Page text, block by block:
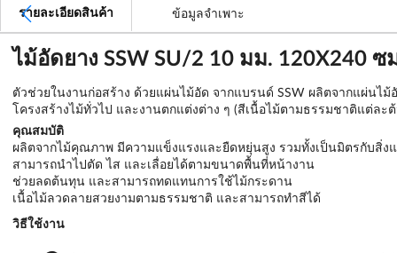
รายละเอียดสินค้า ข้อมูลจำเพาะ
ไม้อัดยาง SSW SU/2 10 มม. 120X240
ตัวช่วยในงานก่อสร้าง ด้วยแผ่นไม้อัด จากแบรนด์ SSW ผลิตจากแผ่น
โครงสร้างไม้ทั่วไป และงานตกแต่งต่าง ๆ (สีเนื้อไม้ตามธรรมชาติแต่
คุณสมบัติ
ผลิตจากไม้คุณภาพ มีความแข็งแรงและยืดหยุ่นสูง รวมทั้งเป็นมิตรกับสิ่ง
สามารถนำไปตัด ไส และเลื่อยได้ตามขนาดพื้นที่หน้างาน
ช่วยลดต้นทุน และสามารถทดแทนการใช้ไม้กระดาน
เนื้อไม้ลวดลายสวยงามตามธรรมชาติ และสามารถทำสีได้
วิธีใช้งาน